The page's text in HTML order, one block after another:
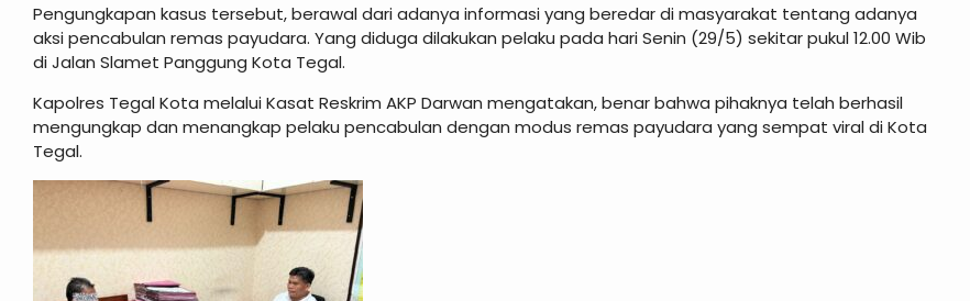
Pengungkapan kasus tersebut, berawal dari adanya informasi yang beredar di masyarakat tentang adanya
aksi pencabulan remas payudara. Yang diduga dilakukan pelaku pada hari Senin (29/5) sekitar pukul 12.00 Wib
di Jalan Slamet Panggung Kota Tegal.
Kapolres Tegal Kota melalui Kasat Reskrim AKP Darwan mengatakan, benar bahwa pihaknya telah berhasil
mengungkap dan menangkap pelaku pencabulan dengan modus remas payudara yang sempat viral di Kota
Tegal.